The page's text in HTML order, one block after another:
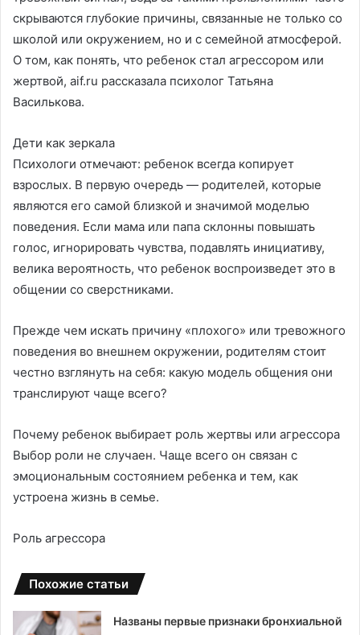
скрываются глубокие причины, связанные не только со
школой или окружением, но и с семейной атмосферой.
О том, как понять, что ребенок стал агрессором или
жертвой, aif.ru рассказала психолог Татьяна
Василькова.
Дети как зеркала
Психологи отмечают: ребенок всегда копирует
взрослых. В первую очередь — родителей, которые
являются его самой близкой и значимой моделью
поведения. Если мама или папа склонны повышать
голос, игнорировать чувства, подавлять инициативу,
велика вероятность, что ребенок воспроизведет это в
общении со сверстниками.
Прежде чем искать причину «плохого» или тревожного
поведения во внешнем окружении, родителям стоит
честно взглянуть на себя: какую модель общения они
транслируют чаще всего?
Почему ребенок выбирает роль жертвы или агрессора
Выбор роли не случаен. Чаще всего он связан с
эмоциональным состоянием ребенка и тем, как
устроена жизнь в семье.
Роль агрессора
Похожие статьи
Названы первые признаки бронхиальной